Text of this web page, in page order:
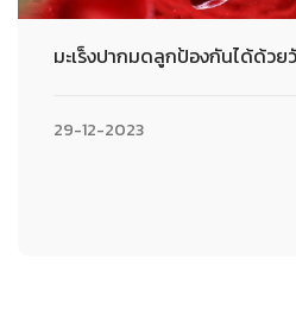
มะเร็งปากมดลูกป้องกันได้ด้วย
29-12-2023